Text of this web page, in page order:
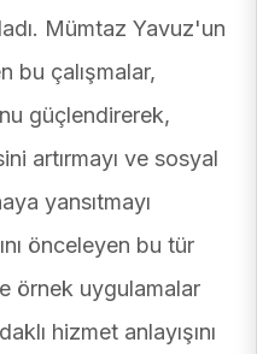
Mümtaz Yavuz'un
bu çalışmalar,
güçlendirerek,
artırmayı ve sosyal
yansıtmayı
önceleyen bu tür
örnek uygulamalar
hizmet anlayışını